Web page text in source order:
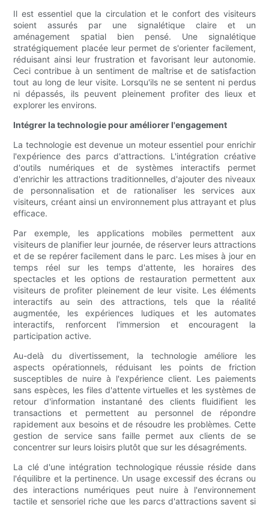
Il est essentiel que la circulation et le confort des visiteurs
soient assurés par une signalétique claire et un
aménagement spatial bien pensé. Une signalétique
stratégiquement placée leur permet de s'orienter facilement,
réduisant ainsi leur frustration et favorisant leur autonomie.
Ceci contribue à un sentiment de maîtrise et de satisfaction
tout au long de leur visite. Lorsqu'ils ne se sentent ni perdus
ni dépassés, ils peuvent pleinement profiter des lieux et
explorer les environs.
Intégrer la technologie pour améliorer l'engagement
La technologie est devenue un moteur essentiel pour enrichir
l'expérience des parcs d'attractions. L'intégration créative
d'outils numériques et de systèmes interactifs permet
d'enrichir les attractions traditionnelles, d'ajouter des niveaux
de personnalisation et de rationaliser les services aux
visiteurs, créant ainsi un environnement plus attrayant et plus
efficace.
Par exemple, les applications mobiles permettent aux
visiteurs de planifier leur journée, de réserver leurs attractions
et de se repérer facilement dans le parc. Les mises à jour en
temps réel sur les temps d'attente, les horaires des
spectacles et les options de restauration permettent aux
visiteurs de profiter pleinement de leur visite. Les éléments
interactifs au sein des attractions, tels que la réalité
augmentée, les expériences ludiques et les automates
interactifs, renforcent l'immersion et encouragent la
participation active.
Au-delà du divertissement, la technologie améliore les
aspects opérationnels, réduisant les points de friction
susceptibles de nuire à l'expérience client. Les paiements
sans espèces, les files d'attente virtuelles et les systèmes de
retour d'information instantané des clients fluidifient les
transactions et permettent au personnel de répondre
rapidement aux besoins et de résoudre les problèmes. Cette
gestion de service sans faille permet aux clients de se
concentrer sur leurs loisirs plutôt que sur les désagréments.
La clé d'une intégration technologique réussie réside dans
l'équilibre et la pertinence. Un usage excessif des écrans ou
des interactions numériques peut nuire à l'environnement
tactile et sensoriel riche que les parcs d'attractions savent si